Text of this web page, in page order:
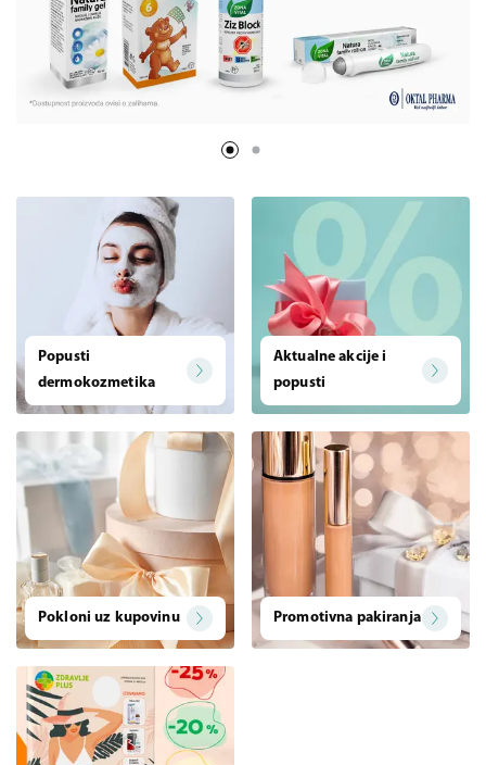
Popusti
dermokozmetika
Aktualne akcije i
popusti
Pokloni uz kupovinu Promotivna pakiranja